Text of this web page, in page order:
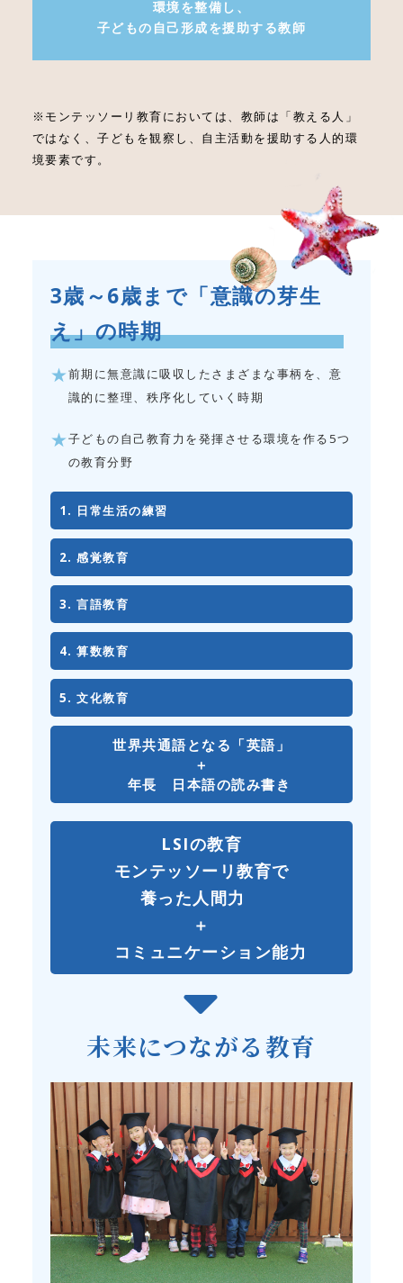
環境を整備し、
子どもの自己形成を援助する教師
※モンテッソーリ教育においては、教師は「教える人」
ではなく、子どもを観察し、自主活動を援助する人的環
境要素です。
3歳～6歳まで「意識の芽生
え」の時期
前期に無意識に吸収したさまざまな事柄を、意
識的に整理、秩序化していく時期
子どもの自己教育力を発揮させる環境を作る5つ
の教育分野
日常生活の練習
感覚教育
言語教育
算数教育
文化教育
世界共通語となる「英語」
＋
年長 日本語の読み書き
LSIの教育
モンテッソーリ教育で
養った人間力
＋
コミュニケーション能力
未来につながる教育